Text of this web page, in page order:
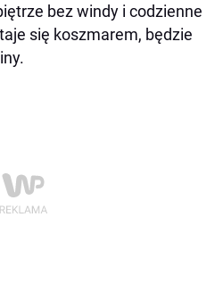
bez windy i codzienne
się koszmarem, będzie